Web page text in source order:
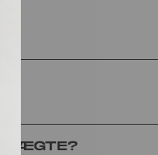
ÆGTE?